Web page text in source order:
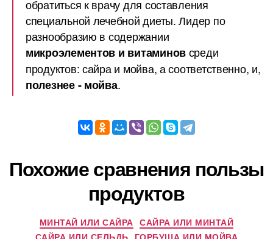
обратиться к врачу для составления
специальной лечебной диеты. Лидер по
разнообразию в содержании
микроэлементов и витаминовсреди
продуктов: сайра и мойва, а соответственно, и,
полезнее - мойва.
Похожие сравнения пользы
продуктов
МИНТАЙ ИЛИ САЙРА САЙРА ИЛИ МИНТАЙ
САЙРА ИЛИ СЕЛЬДЬ ГОРБУША ИЛИ МОЙВА